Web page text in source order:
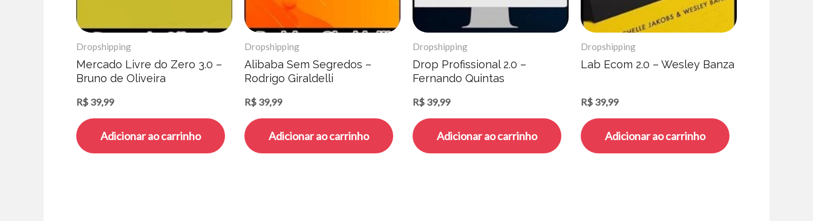
Dropshipping
Mercado Livre do Zero 3.0 –
Bruno de Oliveira
R$ 39,99
Adicionar ao carrinho
Dropshipping
Alibaba Sem Segredos –
Rodrigo Giraldelli
R$ 39,99
Adicionar ao carrinho
Dropshipping
Drop Profissional 2.0 –
Fernando Quintas
R$ 39,99
Adicionar ao carrinho
Dropshipping
Lab Ecom 2.0 – Wesley Banza
R$ 39,99
Adicionar ao carrinho